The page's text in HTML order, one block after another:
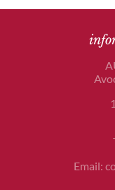
Email: